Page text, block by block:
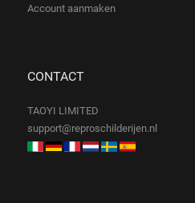
Account aanmaken
CONTACT
TAOYI LIMITED
support@reproschilderijen.nl